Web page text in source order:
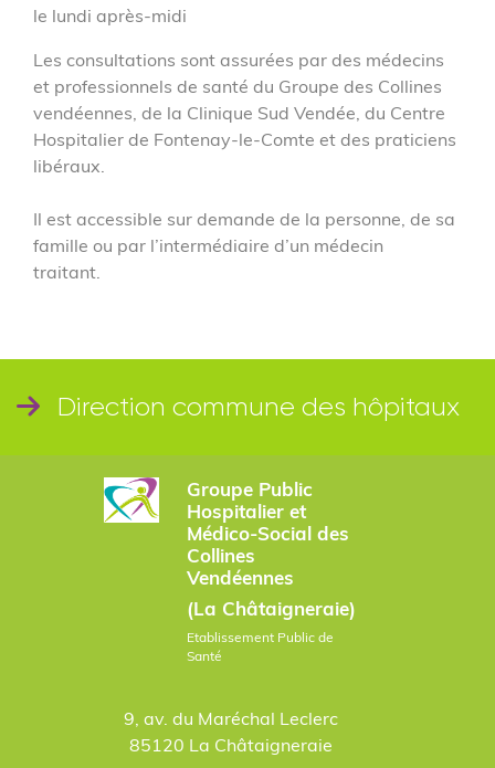
le lundi après-midi
Les consultations sont assurées par des médecins
et professionnels de santé du Groupe des Collines
vendéennes, de la Clinique Sud Vendée, du Centre
Hospitalier de Fontenay-le-Comte et des praticiens
libéraux.
Il est accessible sur demande de la personne, de sa
famille ou par l’intermédiaire d’un médecin
traitant.
Direction commune des hôpitaux
Groupe Public
Hospitalier et
Médico-Social des
Collines
Vendéennes
(La Châtaigneraie)
Etablissement Public de
Santé
9, av. du Maréchal Leclerc
85120 La Châtaigneraie